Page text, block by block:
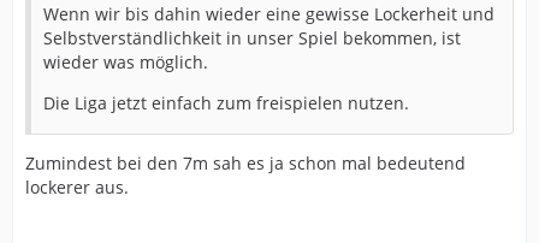
Wenn wir bis dahin wieder eine gewisse Lockerheit und
Selbstverständlichkeit in unser Spiel bekommen, ist
wieder was möglich.
Die Liga jetzt einfach zum freispielen nutzen.
Zumindest bei den 7m sah es ja schon mal bedeutend
lockerer aus.